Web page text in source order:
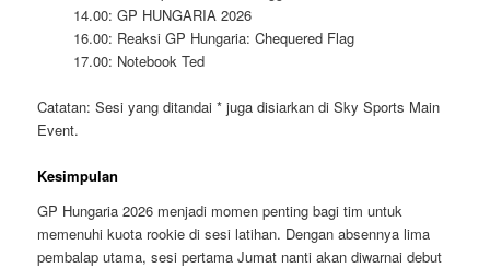
14.00: GP HUNGARIA 2026
16.00: Reaksi GP Hungaria: Chequered Flag
17.00: Notebook Ted
Catatan: Sesi yang ditandai * juga disiarkan di Sky Sports Main
Event.
Kesimpulan
GP Hungaria 2026 menjadi momen penting bagi tim untuk
memenuhi kuota rookie di sesi latihan. Dengan absennya lima
pembalap utama, sesi pertama Jumat nanti akan diwarnai debut